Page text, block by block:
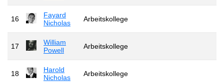
16
Fayard
Nicholas
Arbeitskollege
17
William
Powell
Arbeitskollege
18
Harold
Nicholas
Arbeitskollege